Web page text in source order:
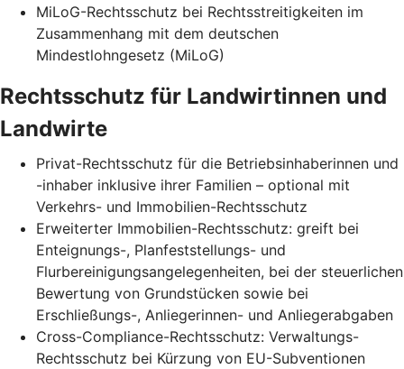
MiLoG-Rechtsschutz bei Rechtsstreitigkeiten im
Zusammenhang mit dem deutschen
Mindestlohngesetz (MiLoG)
Rechtsschutz für Landwirtinnen und
Landwirte
Privat-Rechtsschutz für die Betriebsinhaberinnen und
-inhaber inklusive ihrer Familien – optional mit
Verkehrs- und Immobilien-Rechtsschutz
Erweiterter Immobilien-Rechtsschutz: greift bei
Enteignungs-, Planfeststellungs- und
Flurbereinigungsangelegenheiten, bei der steuerlichen
Bewertung von Grundstücken sowie bei
Erschließungs-, Anliegerinnen- und Anliegerabgaben
Cross-Compliance-Rechtsschutz: Verwaltungs-
Rechtsschutz bei Kürzung von EU-Subventionen